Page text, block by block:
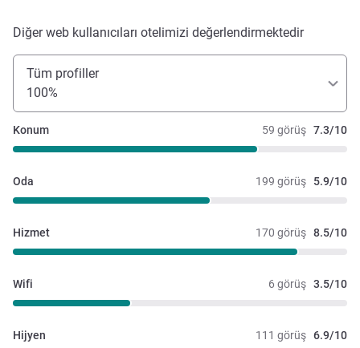
Diğer web kullanıcıları otelimizi değerlendirmektedir
Tüm profiller
100%
59 görüş 7.3/10
Konum
199 görüş 5.9/10
Oda
170 görüş 8.5/10
Hizmet
6 görüş 3.5/10
Wifi
111 görüş 6.9/10
Hijyen